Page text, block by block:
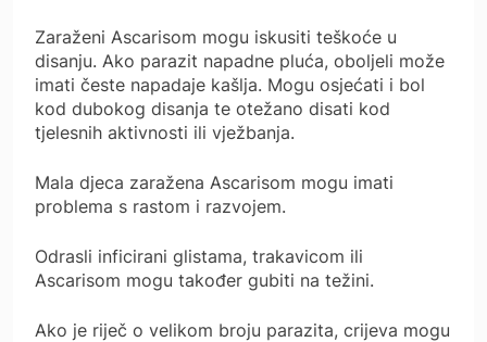
Zaraženi Ascarisom mogu iskusiti teškoće u
disanju. Ako parazit napadne pluća, oboljeli može
imati česte napadaje kašlja. Mogu osjećati i bol
kod dubokog disanja te otežano disati kod
tjelesnih aktivnosti ili vježbanja.
Mala djeca zaražena Ascarisom mogu imati
problema s rastom i razvojem.
Odrasli inficirani glistama, trakavicom ili
Ascarisom mogu također gubiti na težini.
Ako je riječ o velikom broju parazita, crijeva mogu